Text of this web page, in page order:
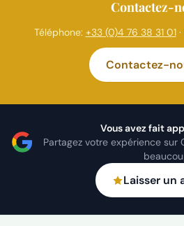
Contactez-
Téléphone: +33 (0)4 76 38 31 01·
Contactez-
Vous avez fait
Partagez votre expérience sur
Laisser un